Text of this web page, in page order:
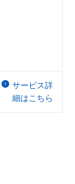
サービス詳
細はこちら